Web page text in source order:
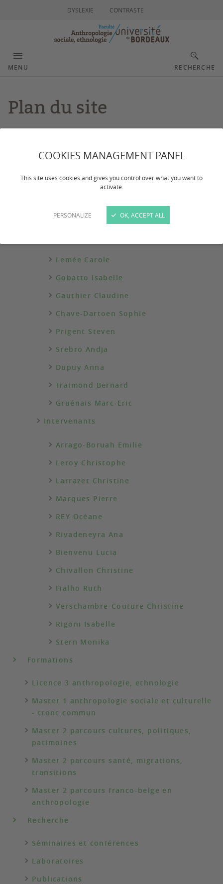
COOKIES MANAGEMENT PANEL
This site uses cookies and gives you control over what you want to
activate.
PERSONALIZE OK, ACCEPT ALL
DYSLEXIE CONTRASTE
MENU RECHERCHE
Plan du site
Membres de la Faculté
Lemée Carole
Gobatto Isabelle
Gauthier Claudine
Chave-Dartoen Sophie
Prigent Steven
Srebro Andja
Dupuy Anna
Traimond Bernard
Gruénais Marc-Eric
Intervenants
Arrago-Boruah Emilie
Leroy Christophe
Larrazet Christine
Marques Pierre
REY Océane
Rivadeneyra Ana
Bienvenu Lucia
Chivallon Christine
Fialho Ruth
Verschambre-Couture Christine
Rigoni Isabelle
Stern Monika
Formations
Licence 3 anthropologie, ethnologie
Master 1 anthropologie sociale et culturelle
- tronc commun
Master 2 parcours cultures, politiques,
patimoines
Master 2 parcours santé, migrations,
transitions
Master 2 parcours franco-belge en
anthropologie
Recherche
Séminaires et conférences
Laboratoires
Publications